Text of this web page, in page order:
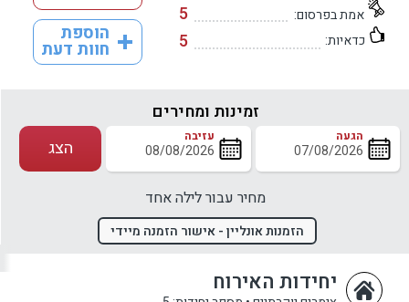
אמת בפרסום: 5
כדאיות: 5
הוספת
חוות דעת
זמינות ומחירים
הגעה עזיבה
מחיר עבור לילה אחד
הצג
הזמנות אונליין - אישור הזמנה מיידי
יחידות האירוח